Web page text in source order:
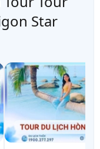
Star